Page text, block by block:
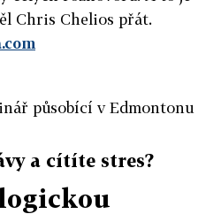
Chris Chelios přát.
působící v Edmontonu
a cítíte stres?